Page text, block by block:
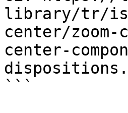
library/tr/
center/zoom-
center-
```